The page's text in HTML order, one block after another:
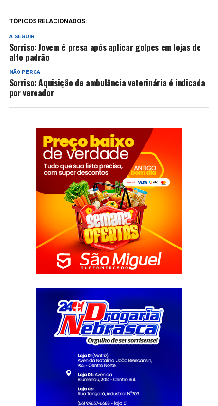
TÓPICOS RELACIONADOS:
A SEGUIR
Sorriso: Jovem é presa após aplicar golpes em lojas de
alto padrão
NÃO PERCA
Sorriso: Aquisição de ambulância veterinária é indicada
por vereador